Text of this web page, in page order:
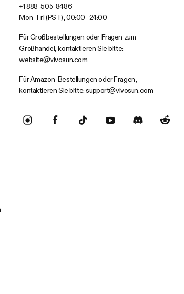
+1 888-505-8486
Mon–Fri (PST), 00:00–24:00
Für Großbestellungen oder Fragen zum
Großhandel, kontaktieren Sie bitte:
website@vivosun.com
Für Amazon-Bestellungen oder Fragen,
kontaktieren Sie bitte:support@vivosun.com